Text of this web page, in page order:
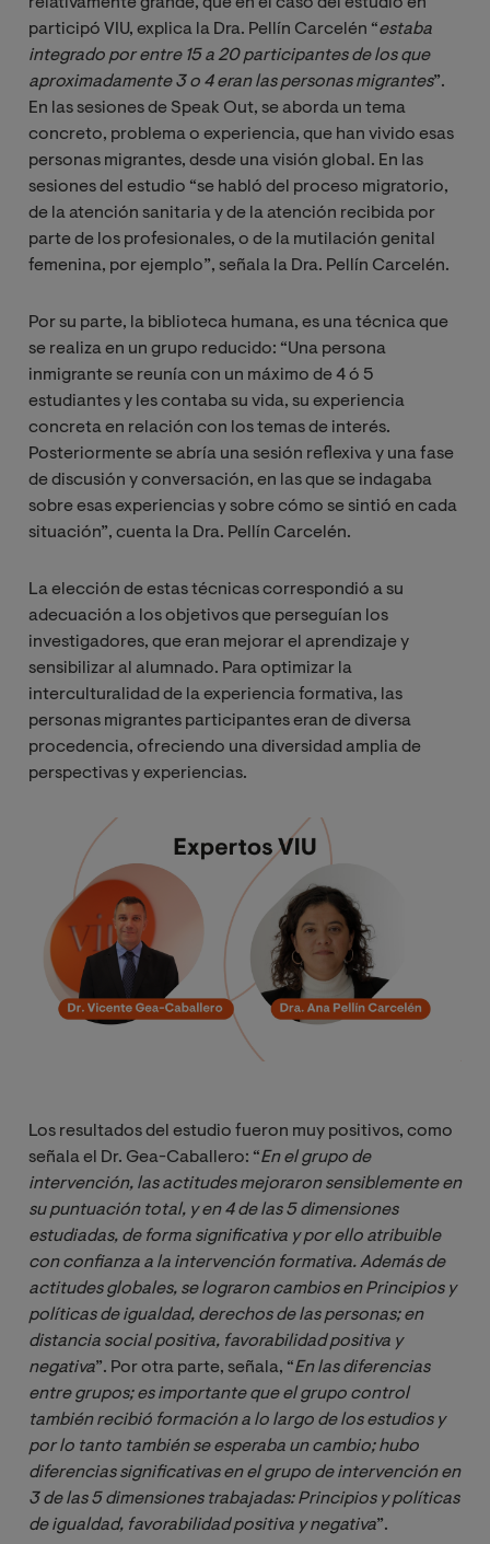
participó VIU, explica la Dra. Pellín Carcelén “estaba
integrado por entre 15 a 20 participantes de los que
aproximadamente 3 o 4 eran las personas migrantes”.
En las sesiones de Speak Out, se aborda un tema
concreto, problema o experiencia, que han vivido esas
personas migrantes, desde una visión global. En las
sesiones del estudio “se habló del proceso migratorio,
de la atención sanitaria y de la atención recibida por
parte de los profesionales, o de la mutilación genital
femenina, por ejemplo”, señala la Dra. Pellín Carcelén.
Por su parte, la biblioteca humana, es una técnica que
se realiza en un grupo reducido: “Una persona
inmigrante se reunía con un máximo de 4 ó 5
estudiantes y les contaba su vida, su experiencia
concreta en relación con los temas de interés.
Posteriormente se abría una sesión reflexiva y una fase
de discusión y conversación, en las que se indagaba
sobre esas experiencias y sobre cómo se sintió en cada
situación”, cuenta la Dra. Pellín Carcelén.
La elección de estas técnicas correspondió a su
adecuación a los objetivos que perseguían los
investigadores, que eran mejorar el aprendizaje y
sensibilizar al alumnado. Para optimizar la
interculturalidad de la experiencia formativa, las
personas migrantes participantes eran de diversa
procedencia, ofreciendo una diversidad amplia de
perspectivas y experiencias.
Los resultados del estudio fueron muy positivos, como
señala el Dr. Gea-Caballero: “En el grupo de
intervención, las actitudes mejoraron sensiblemente en
su puntuación total, y en 4 de las 5 dimensiones
estudiadas, de forma significativa y por ello atribuible
con confianza a la intervención formativa. Además de
actitudes globales, se lograron cambios en Principios y
políticas de igualdad, derechos de las personas; en
distancia social positiva, favorabilidad positiva y
negativa”. Por otra parte, señala, “En las diferencias
entre grupos; es importante que el grupo control
también recibió formación a lo largo de los estudios y
por lo tanto también se esperaba un cambio; hubo
diferencias significativas en el grupo de intervención en
3 de las 5 dimensiones trabajadas: Principios y políticas
de igualdad, favorabilidad positiva y negativa”.